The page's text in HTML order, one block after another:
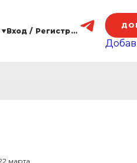
Вход / Регистрация
марта